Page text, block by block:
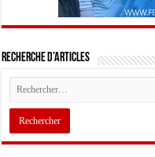
Recherche d’articles